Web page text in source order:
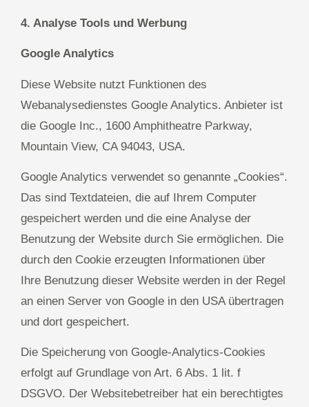
4. Analyse Tools und Werbung
Google Analytics
Diese Website nutzt Funktionen des
Webanalysedienstes Google Analytics. Anbieter ist
die Google Inc., 1600 Amphitheatre Parkway,
Mountain View, CA 94043, USA.
Google Analytics verwendet so genannte „Cookies“.
Das sind Textdateien, die auf Ihrem Computer
gespeichert werden und die eine Analyse der
Benutzung der Website durch Sie ermöglichen. Die
durch den Cookie erzeugten Informationen über
Ihre Benutzung dieser Website werden in der Regel
an einen Server von Google in den USA übertragen
und dort gespeichert.
Die Speicherung von Google-Analytics-Cookies
erfolgt auf Grundlage von Art. 6 Abs. 1 lit. f
DSGVO. Der Websitebetreiber hat ein berechtigtes